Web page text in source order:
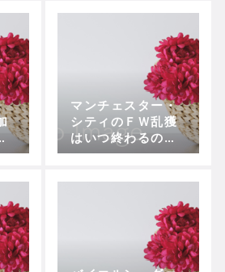
マンチェスター・
シティのＦＷ乱獲
はいつ終わるの
か？